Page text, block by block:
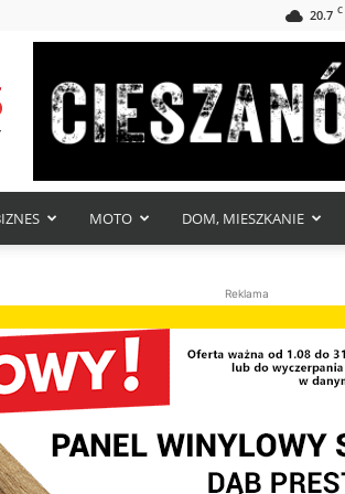
20.7 C
MOTO DOM, MIESZKANIE
Reklama